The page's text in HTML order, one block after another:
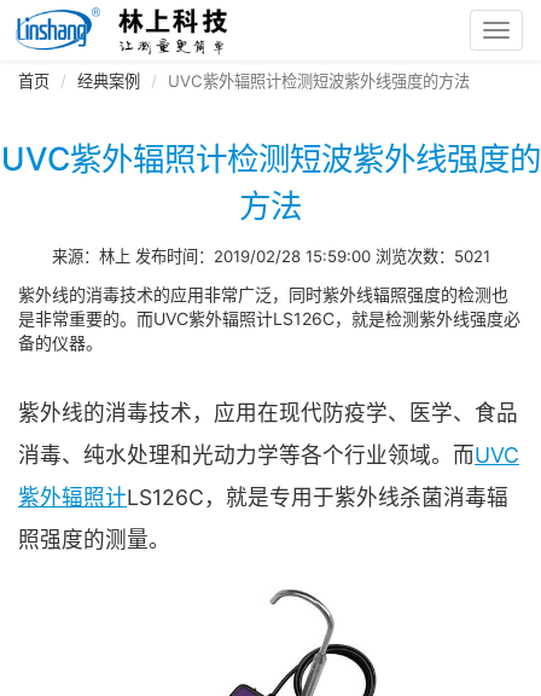
首页 经典案例 UVC紫外辐照计检测短波紫外线强度的方法
UVC紫外辐照计检测短波紫外线强度的
方法
来源：林上 发布时间：2019/02/28 15:59:00 浏览次数：5021
紫外线的消毒技术的应用非常广泛，同时紫外线辐照强度的检测也
是非常重要的。而UVC紫外辐照计LS126C，就是检测紫外线强度必
备的仪器。
紫外线的消毒技术，应用在现代防疫学、医学、食品
消毒、纯水处理和光动力学等各个行业领域。而UVC
紫外辐照计LS126C，就是专用于紫外线杀菌消毒辐
照强度的测量。